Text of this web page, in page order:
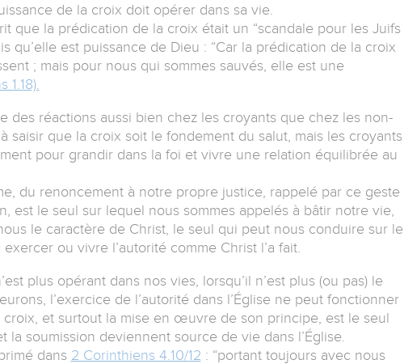
de la croix doit opérer dans sa vie.
que la prédication de la croix était un “scandale pour les Juifs
qu’elle est puissance de Dieu : “Car la prédication de la croix
; mais pour nous qui sommes sauvés, elle est une
1.18).
des réactions aussi bien chez les croyants que chez les non-
saisir que la croix soit le fondement du salut, mais les croyants
pour grandir dans la foi et vivre une relation équilibrée au
du renoncement à notre propre justice, rappelé par ce geste
est le seul sur lequel nous sommes appelés à bâtir notre vie,
le caractère de Christ, le seul qui peut nous conduire sur le
ou vivre l’autorité comme Christ l’a fait.
plus opérant dans nos vies, lorsqu’il n’est plus (ou pas) le
l’exercice de l’autorité dans l’Église ne peut fonctionner
croix, et surtout la mise en œuvre de son principe, est le seul
la soumission deviennent source de vie dans l’Église.
dans 2 Corinthiens 4.10/12 : “portant toujours avec nous